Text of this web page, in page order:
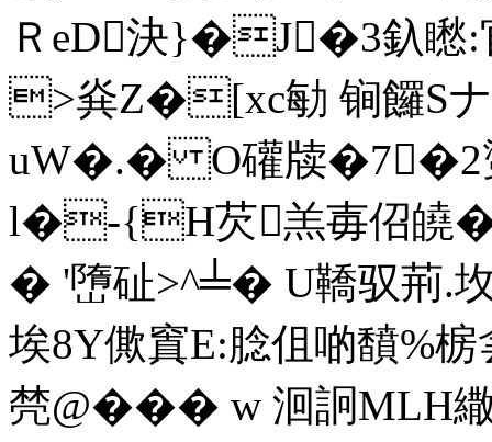
ＲeD決}�J�3釞矁:
>烡Z�[xc勄 锏饠Sナ
uW�.� O礶牍�7�2
l�-{H芡羔毐佋皢
� '嶞砋>^╧� U鞽驭荊.坆
埃8Y僛窴E:腍伹啲馩%
棾@��� w 洄詗MLH繖